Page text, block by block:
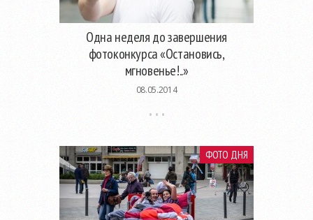
Одна неделя до завершения
фотоконкурса «Остановись,
мгновенье!..»
08.05.2014
ФОТО ДНЯ